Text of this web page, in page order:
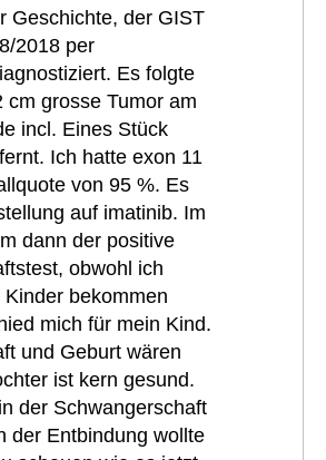
Geschichte, der GIST
2018 per
Es folgte
cm grosse Tumor am
incl. Eines Stück
Ich hatte exon 11
von 95 %. Es
auf imatinib. Im
dann der positive
obwohl ich
bekommen
mich für mein Kind.
und Geburt wären
ist kern gesund.
der Schwangerschaft
der Entbindung wollte